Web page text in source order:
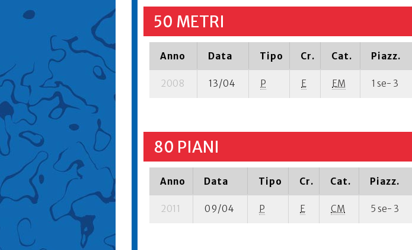
50 METRI
Anno Data Tipo Cr. Cat. Piazz.
2008 13/04 P E EM 1 se- 3
80 PIANI
Anno Data Tipo Cr. Cat. Piazz.
2011 09/04 P E CM 5 se- 3